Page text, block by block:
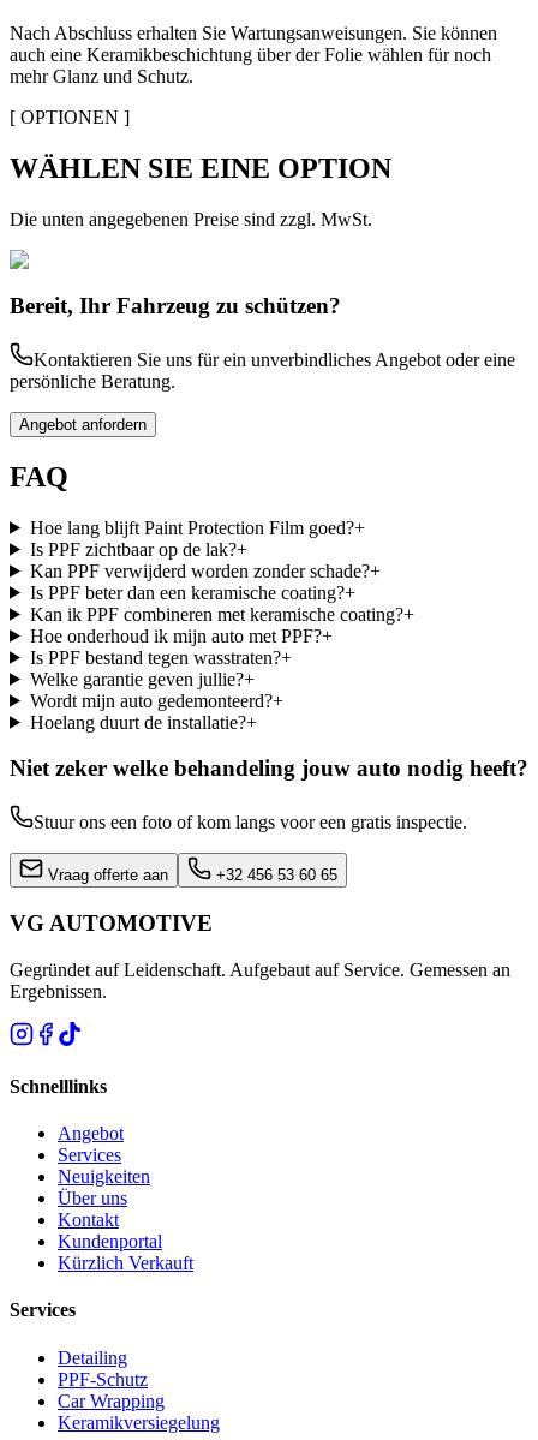
Nach Abschluss erhalten Sie Wartungsanweisungen. Sie können
auch eine Keramikbeschichtung über der Folie wählen für noch
mehr Glanz und Schutz.
[ OPTIONEN ]
WÄHLEN SIE EINE OPTION
Die unten angegebenen Preise sind zzgl. MwSt.
Bereit, Ihr Fahrzeug zu schützen?
Kontaktieren Sie uns für ein unverbindliches Angebot oder eine
persönliche Beratung.
Angebot anfordern
FAQ
Hoe lang blijft Paint Protection Film goed?+
Is PPF zichtbaar op de lak?+
Kan PPF verwijderd worden zonder schade?+
Is PPF beter dan een keramische coating?+
Kan ik PPF combineren met keramische coating?+
Hoe onderhoud ik mijn auto met PPF?+
Is PPF bestand tegen wasstraten?+
Welke garantie geven jullie?+
Wordt mijn auto gedemonteerd?+
Hoelang duurt de installatie?+
Niet zeker welke behandeling jouw auto nodig heeft?
Stuur ons een foto of kom langs voor een gratis inspectie.
Vraag offerte aan +32 456 53 60 65
VG AUTOMOTIVE
Gegründet auf Leidenschaft. Aufgebaut auf Service. Gemessen an
Ergebnissen.
Schnelllinks
Angebot
Services
Neuigkeiten
Über uns
Kontakt
Kundenportal
Kürzlich Verkauft
Services
Detailing
PPF-Schutz
Car Wrapping
Keramikversiegelung